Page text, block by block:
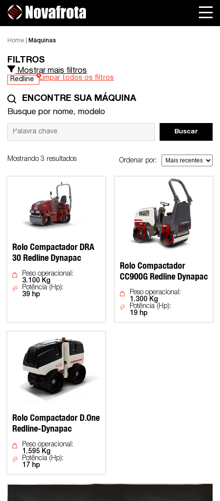
Home Máquinas
FILTROS
Mostrar mais filtros
Redline Limpar todos os filtros
ENCONTRE SUA MÁQUINA
Busque por nome, modelo
Buscar
Mostrando 3 resultados Ordenar por:
Rolo Compactador DRA
30 Redline Dynapac
Peso operacional:
3.100 Kg
Potência (Hp):
39 hp
Rolo Compactador
CC900G Redline Dynapac
Peso operacional:
1.300 Kg
Potência (Hp):
19 hp
Rolo Compactador D.One
Redline-Dynapac
Peso operacional:
1.595 Kg
Potência (Hp):
17 hp